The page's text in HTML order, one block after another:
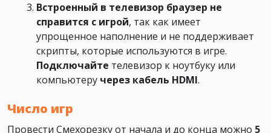
Встроенный в телевизор браузер не
справится с игрой, так как имеет
упрощенное наполнение и не поддерживает
скрипты, которые используются в игре.
Подключайте телевизор к ноутбуку или
компьютеру через кабель HDMI.
Число игр
Провести Смехорезку от начала и до конца можно 5